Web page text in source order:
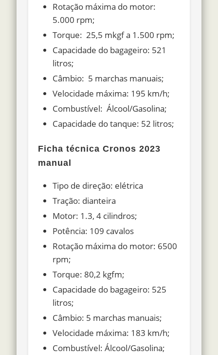
Rotação máxima do motor:
5.000 rpm;
Torque: 25,5 mkgf a 1.500 rpm;
Capacidade do bagageiro: 521
litros;
Câmbio: 5 marchas manuais;
Velocidade máxima: 195 km/h;
Combustível: Álcool/Gasolina;
Capacidade do tanque: 52 litros;
Ficha técnica Cronos 2023
manual
Tipo de direção: elétrica
Tração: dianteira
Motor: 1.3, 4 cilindros;
Potência: 109 cavalos
Rotação máxima do motor: 6500
rpm;
Torque: 80,2 kgfm;
Capacidade do bagageiro: 525
litros;
Câmbio: 5 marchas manuais;
Velocidade máxima: 183 km/h;
Combustível: Álcool/Gasolina;